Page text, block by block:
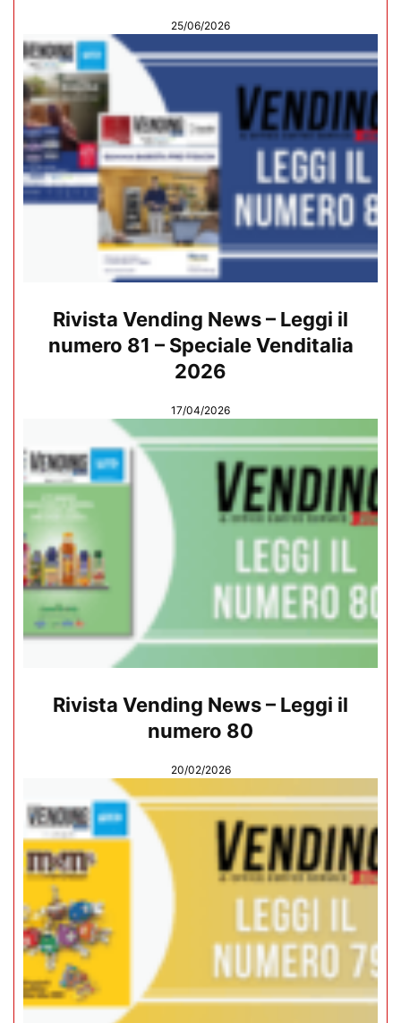
25/06/2026
Rivista Vending News – Leggi il
numero 81 – Speciale Venditalia
2026
17/04/2026
Rivista Vending News – Leggi il
numero 80
20/02/2026